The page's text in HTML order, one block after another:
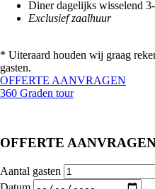
Diner dagelijks wisselend
Exclusief zaalhuur
‍* Uiteraard houden wij graag
gasten.
OFFERTE AANVRAGEN
360 Graden tour
OFFERTE
Aantal gasten